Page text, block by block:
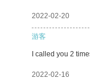
2022-02-20
游客
I called you 2
2022-02-16